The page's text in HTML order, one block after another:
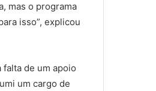
mas o programa
isso”, explicou
de um apoio
um cargo de